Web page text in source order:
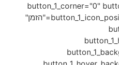
button_1_corner="0"
button_1_icon_position="right" button_1_text="הזמן"